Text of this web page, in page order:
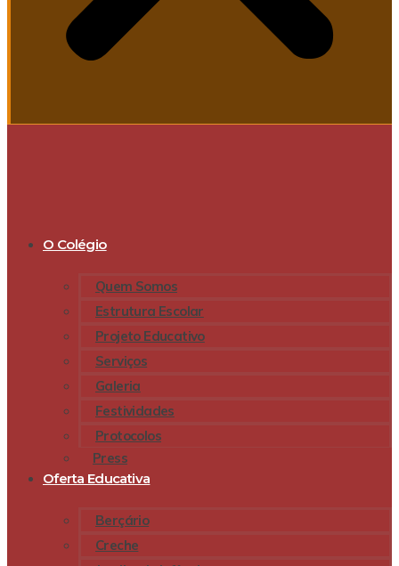
O Colégio
Quem Somos
Estrutura Escolar
Projeto Educativo
Serviços
Galeria
Festividades
Protocolos
Press
Oferta Educativa
Berçário
Creche